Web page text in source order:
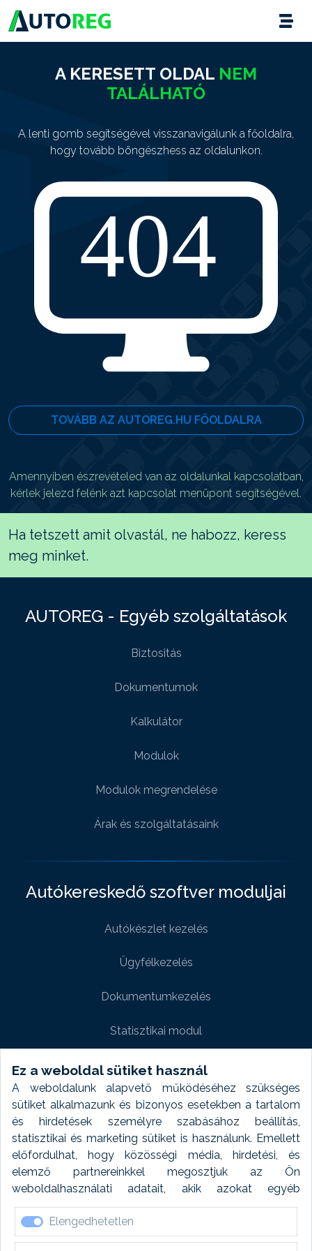
Ez a weboldal sütiket használ
A weboldalunk alapvető működéséhez szükséges
sütiket alkalmazunk és bizonyos esetekben a tartalom
és hirdetések személyre szabásához beállítás,
statisztikai és marketing sütiket is használunk. Emellett
előfordulhat, hogy közösségi média, hirdetési, és
elemző partnereinkkel megosztjuk az Ön
weboldalhasználati adatait, akik azokat egyéb
forrásokból gyűjtött adatokkal kombinálhatják. A sütik
elfogadásával kapcsolatosan naplózást végzünk és
ezen adatokat 6 hónap után automatikusan töröljük. A
Elengedhetetlen
A KERESETT OLDAL NEM
TALÁLHATÓ
A lenti gomb segítségével visszanavigálunk a főoldalra,
hogy tovább böngészhess az oldalunkon.
TOVÁBB AZ AUTOREG.HU FŐOLDALRA
Amennyiben észrevételed van az oldalunkal kapcsolatban,
kérlek jelezd felénk azt kapcsolat menüpont segítségével.
Ha tetszett amit olvastál, ne habozz, keress
meg minket.
AUTOREG - Egyéb szolgáltatások
Biztositás
Dokumentumok
Kalkulátor
Modulok
Modulok megrendelése
Árak és szolgáltatásaink
Autókereskedő szoftver moduljai
Autókészlet kezelés
Ügyfélkezelés
Dokumentumkezelés
Statisztikai modul
Weboldal modul
Fényképtár extra modul
Autómosó modul
Feladatütemezés